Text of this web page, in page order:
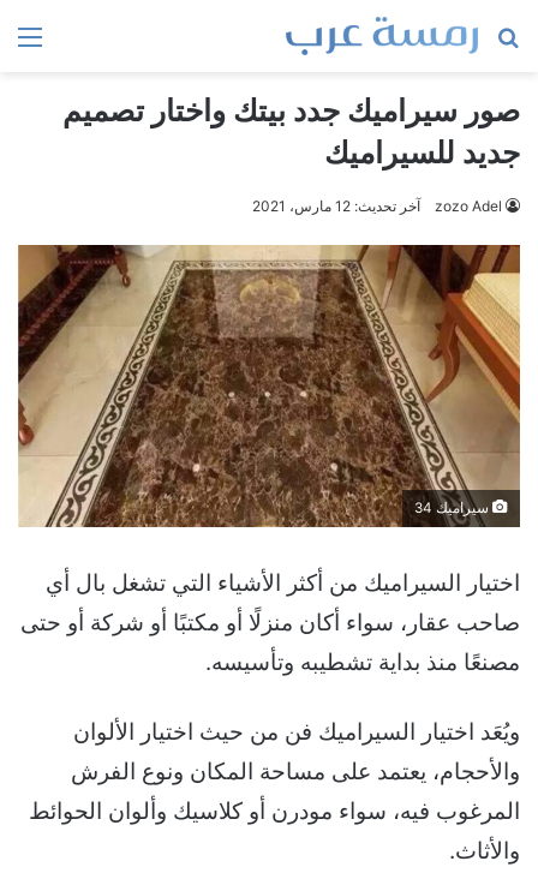
بحث
صور سيراميك جدد بيتك واختار تصميم
جديد للسيراميك
zozo Adel آخر تحديث: 12 مارس، 2021
سيراميك 34
اختيار السيراميك من أكثر الأشياء التي تشغل بال أي
صاحب عقار، سواء أكان منزلًا أو مكتبًا أو شركة أو حتى
مصنعًا منذ بداية تشطيبه وتأسيسه.
ويُعَد اختيار السيراميك فن من حيث اختيار الألوان
والأحجام، يعتمد على مساحة المكان ونوع الفرش
المرغوب فيه، سواء مودرن أو كلاسيك وألوان الحوائط
والأثاث.